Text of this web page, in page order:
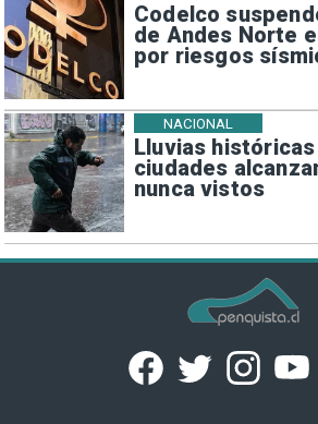
Codelco
de Andes Norte
por riesgos
Lluvias
ciudades
nunca vistos
NACIONAL